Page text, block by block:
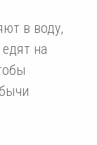
в воду,
на